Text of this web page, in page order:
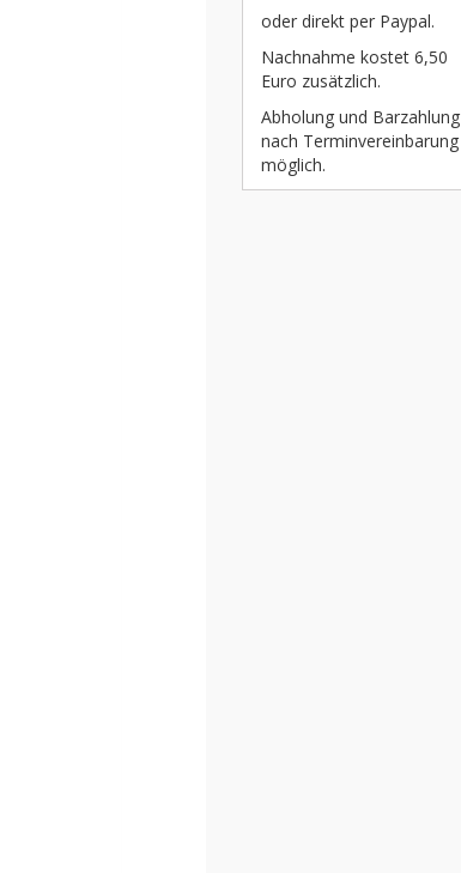
oder direkt per Paypal.
Nachnahme kostet 6,50
Euro zusätzlich.
Abholung und Barzahlung
nach Terminvereinbarung
möglich.